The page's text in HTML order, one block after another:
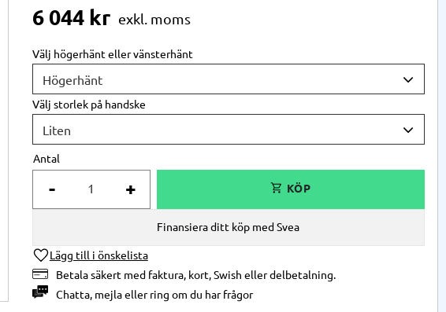
6 044kr
Välj högerhänt eller vänsterhänt
Välj storlek på handske
Antal
+
-
Lägg till i önskelista
Betala säkert med faktura, kort, Swish eller delbetalning.
Chatta, mejlaellerring om du har frågor
Finansiera ditt köp med Svea